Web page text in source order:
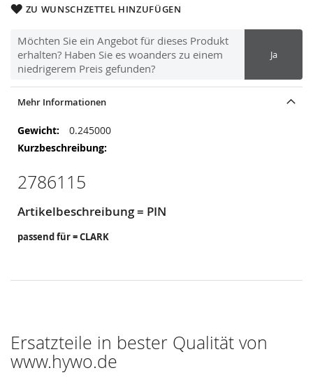
ZU WUNSCHZETTEL HINZUFÜGEN
Möchten Sie ein Angebot für dieses Produkt
erhalten? Haben Sie es woanders zu einem
niedrigerem Preis gefunden?
Ja
Mehr Informationen
Mehr
Informationen
0.245000
2786115
Artikelbeschreibung = PIN
passend für = CLARK
Ersatzteile in bester Qualität von
www.hywo.de